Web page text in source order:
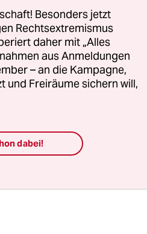
Besonders jetzt
Rechtsextremismus
daher mit „Alles
aus Anmeldungen
– an die Kampagne,
und Freiräume sichern will,
dabei!